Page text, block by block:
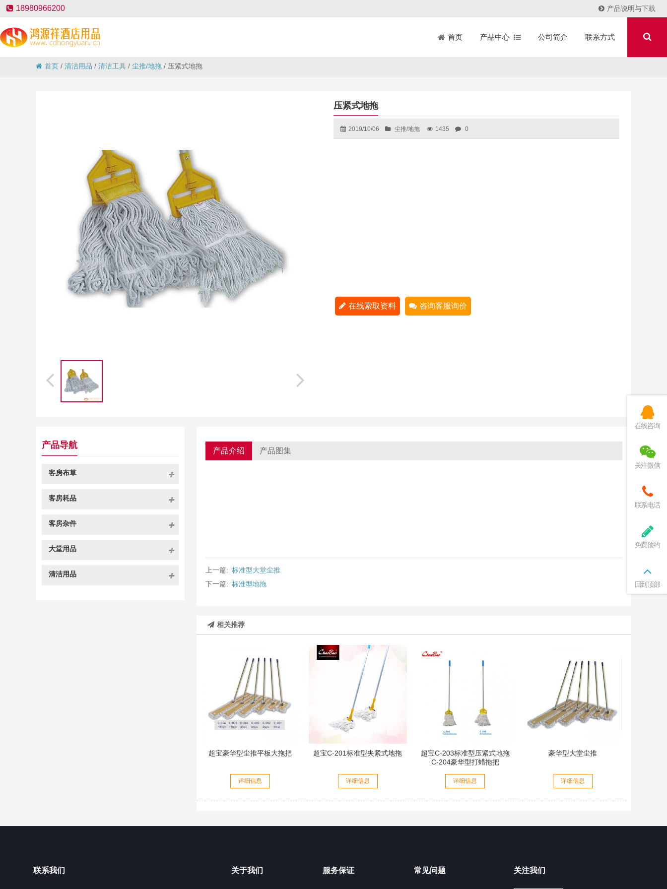
18980966200 产品说明与下载
首页 产品中心 公司简介 联系方式
首页 / 清洁用品 / 清洁工具 / 尘推/地拖 / 压紧式地拖
压紧式地拖
2019/10/06 尘推/地拖 1435 0
在线索取资料 咨询客服询价
产品介绍 产品图集
上一篇: 标准型大堂尘推
下一篇: 标准型地拖
相关推荐
超宝豪华型尘推平板大拖把
详细信息
超宝C-201标准型夹紧式地拖
详细信息
超宝C-203标准型压紧式地拖
C-204豪华型打蜡拖把
详细信息
豪华型大堂尘推
详细信息
产品导航
客房布草
客房耗品
客房杂件
大堂用品
清洁用品
联系我们 关于我们 服务保证 常见问题 关注我们
在线咨询
关注微信
联系电话
免费预约
回到顶部